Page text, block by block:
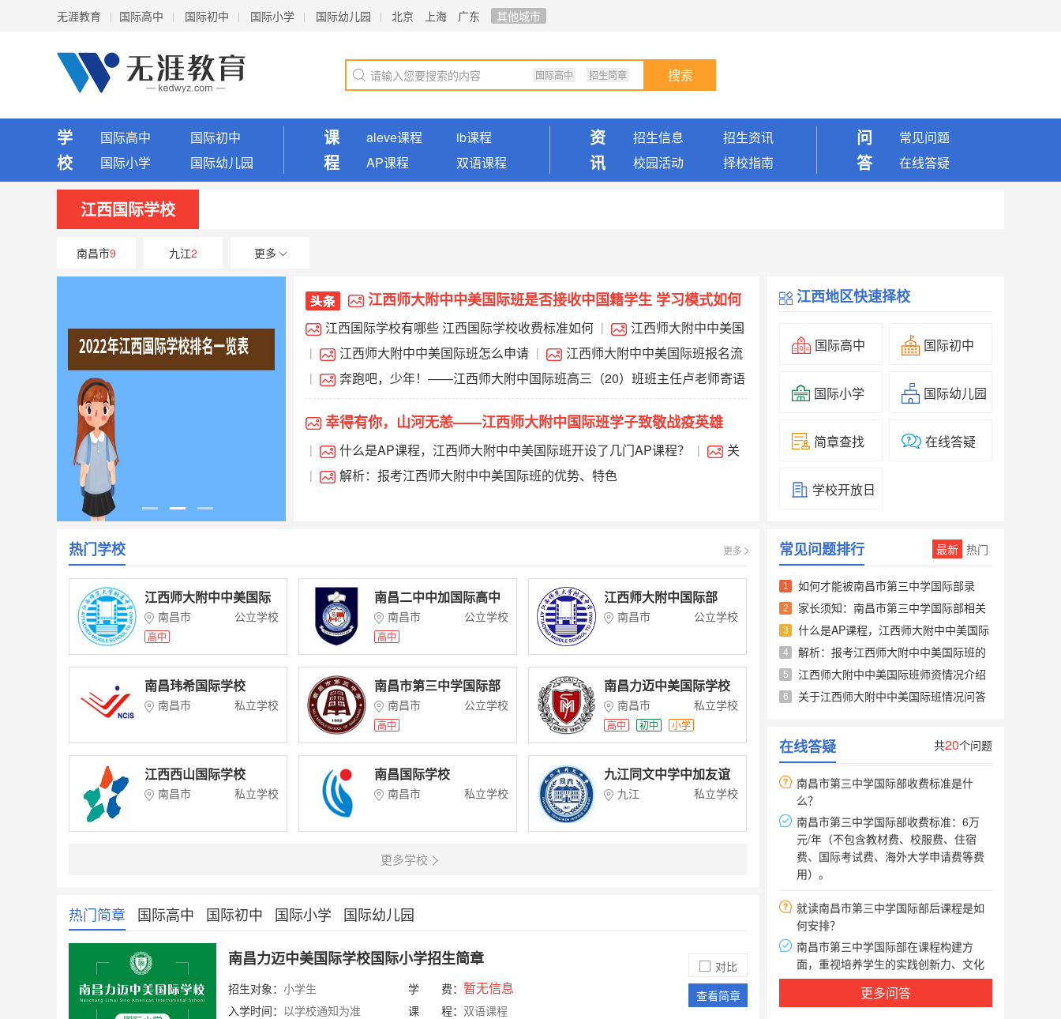
无涯教育 国际高中 国际初中 国际小学 国际幼儿园 北京 上海 广东 其他城市
搜索
国际高中 招生简章
学
校
国际高中
国际初中
国际小学
国际幼儿园
课
程
aleve课程
ib课程
AP课程
双语课程
资
讯
招生信息
招生资讯
校园活动
择校指南
问
答
常见问题
在线答疑
江西国际学校
南昌市9 九江2 更多
江西师大附中中美国际班是否接收中国籍学生 学习模式如何
江西国际学校有哪些 江西国际学校收费标准如何 |
江西师大附中中美国
际班是什么性质的学校 留学国家有哪些
| 江西师大附中中美国际班怎么申请 |
江西师大附中中美国际班报名流
程| 奔跑吧，少年！——江西师大附中国际班高三（20）班班主任卢老师寄语
| 幸得有你，山河无恙——江西师大附中国际班学子致敬战疫英雄
幸得有你，山河无恙——江西师大附中国际班学子致敬战疫英雄
| 什么是AP课程，江西师大附中中美国际班开设了几门AP课程？ |
关
于江西师大附中中美国际班情况问答
| 解析：报考江西师大附中中美国际班的优势、特色
江西地区快速择校
国际高中 国际初中
国际小学 国际幼儿园
简章查找 在线答疑
学校开放日
热门学校 更多
江西师大附中中美国际
班 南昌市 公立学校
高中
南昌二中中加国际高中
南昌市 公立学校
高中
江西师大附中国际部
南昌市 公立学校
南昌玮希国际学校
南昌市 私立学校
南昌市第三中学国际部
南昌市 公立学校
高中
南昌力迈中美国际学校
南昌市 私立学校
高中 初中 小学
江西西山国际学校
南昌市 私立学校
南昌国际学校
南昌市 私立学校
九江同文中学中加友谊
学校九江 私立学校
更多学校
热门简章 国际高中 国际初中 国际小学 国际幼儿园
南昌力迈中美国际学校国际小学招生简章
招生对象： 小学生 学 费： 暂无信息
入学时间： 以学校通知为准 课 程： 双语课程
对比
查看简章
常见问题排行 最新 热门
1
如何才能被南昌市第三中学国际部录
取？录取后每年的学费是多少？___1
2
家长须知：南昌市第三中学国际部相关
问题解答___1
3
什么是AP课程，江西师大附中中美国际
班开设了几门AP课程？___1
4
解析：报考江西师大附中中美国际班的
优势、特色___1
5
江西师大附中中美国际班师资情况介绍
___1
6
关于江西师大附中中美国际班情况问答
在线答疑 共20个问题
2020年南昌市第三中学国际部招生计划
有哪些？
南昌市第三中学国际部面向全南昌市招
收100名初三毕业生（全市含湾里区、新
建区、南昌县、安义县和进贤县）。
南昌市第三中学国际部收费标准是什
么？
南昌市第三中学国际部收费标准：6万
元/年（不包含教材费、校服费、住宿
费、国际考试费、海外大学申请费等费
用）。
就读南昌市第三中学国际部后课程是如
何安排？
南昌市第三中学国际部在课程构建方
面，重视培养学生的实践创新力、文化
理解力和基础学力。这里办学资源丰
富，开设了美高、AP、ACT、SAT 等世
界一流课程。
南昌市第三中学国际部招生对象是什
么？
更多问答